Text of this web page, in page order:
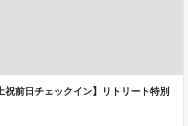
祝前日チェックイン】リトリート特別